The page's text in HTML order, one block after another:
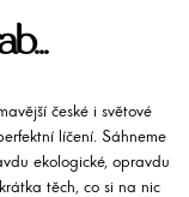
české i světové
líčení. Sáhneme
ekologické, opravdu
těch, co si na nic